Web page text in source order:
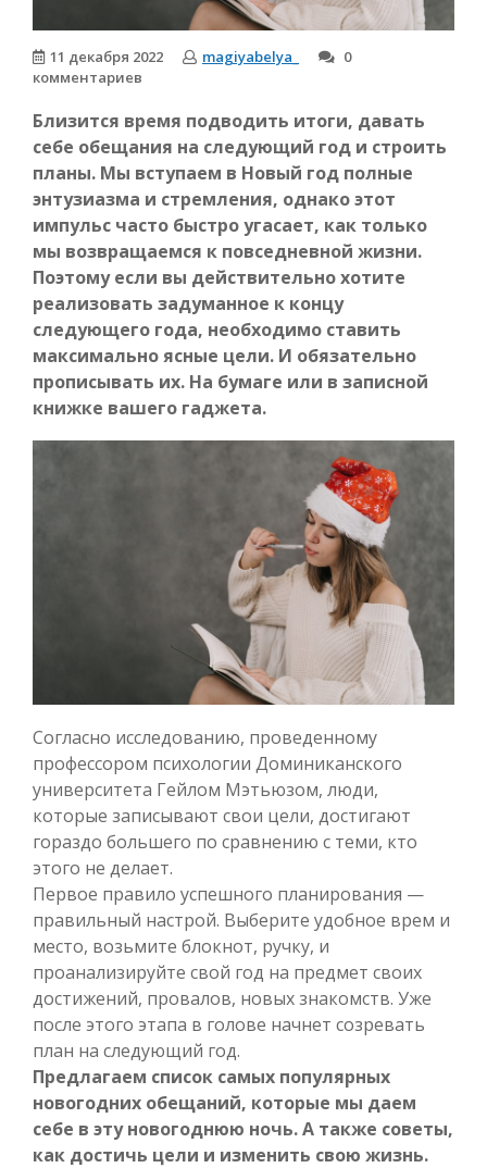
11 декабря 2022 magiyabelya_
0
комментариев
Близится время подводить итоги, давать
себе обещания на следующий год и строить
планы. Мы вступаем в Новый год полные
энтузиазма и стремления, однако этот
импульс часто быстро угасает, как только
мы возвращаемся к повседневной жизни.
Поэтому если вы действительно хотите
реализовать задуманное к концу
следующего года, необходимо ставить
максимально ясные цели. И обязательно
прописывать их. На бумаге или в записной
книжке вашего гаджета.
Согласно исследованию, проведенному
профессором психологии Доминиканского
университета Гейлом Мэтьюзом, люди,
которые записывают свои цели, достигают
гораздо большего по сравнению с теми, кто
этого не делает.
Первое правило успешного планирования —
правильный настрой. Выберите удобное врем и
место, возьмите блокнот, ручку, и
проанализируйте свой год на предмет своих
достижений, провалов, новых знакомств. Уже
после этого этапа в голове начнет созревать
план на следующий год.
Предлагаем список самых популярных
новогодних обещаний, которые мы даем
себе в эту новогоднюю ночь. А также советы,
как достичь цели и изменить свою жизнь.